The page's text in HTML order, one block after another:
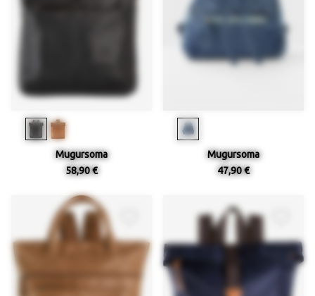
Mugursoma
58,90 €
Mugursoma
47,90 €